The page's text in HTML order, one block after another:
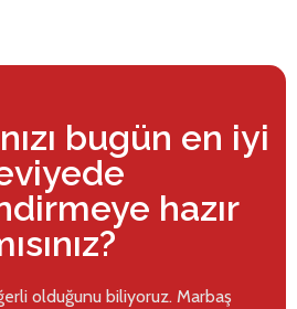
bugün en iyi
hazır
olduğunu biliyoruz. Marbaş